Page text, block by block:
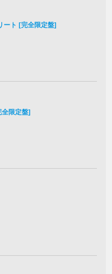
ート [完全限定盤]
全限定盤]